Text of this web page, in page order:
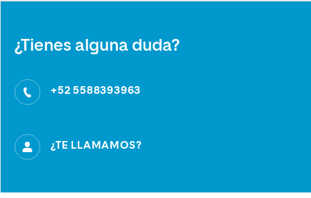
¿Tienes alguna duda?
+52 5588393963
¿TE LLAMAMOS?